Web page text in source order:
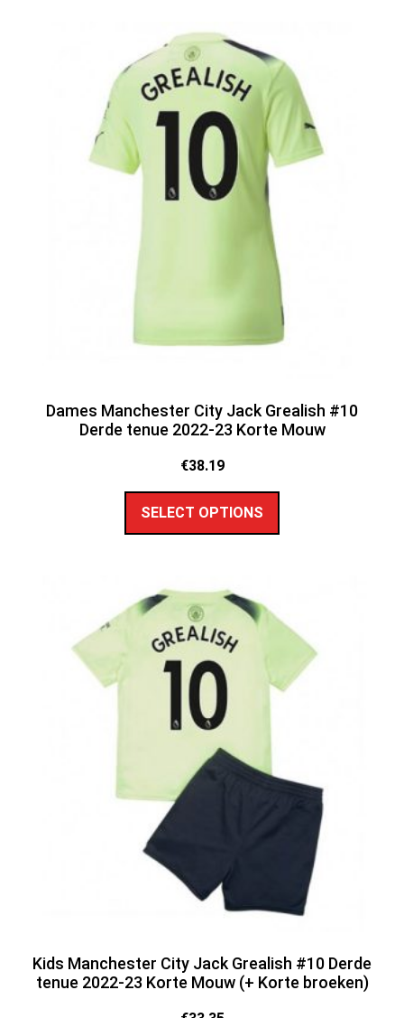
Dames Manchester City Jack Grealish #10
Derde tenue 2022-23 Korte Mouw
€38.19
SELECT OPTIONS
Kids Manchester City Jack Grealish #10 Derde
tenue 2022-23 Korte Mouw (+ Korte broeken)